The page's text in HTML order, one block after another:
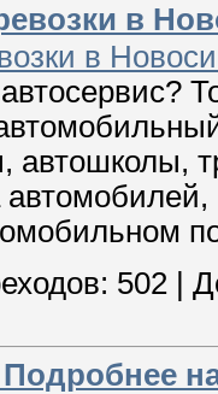
в
в
автошколы,
502